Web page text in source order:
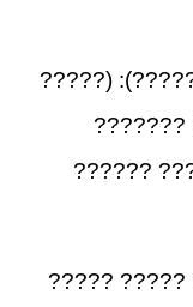
???? ??????
????
???????
????? ???